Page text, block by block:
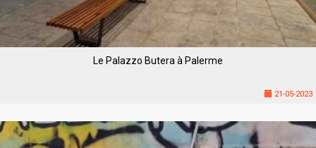
Le Palazzo Butera à Palerme
21-05-2023